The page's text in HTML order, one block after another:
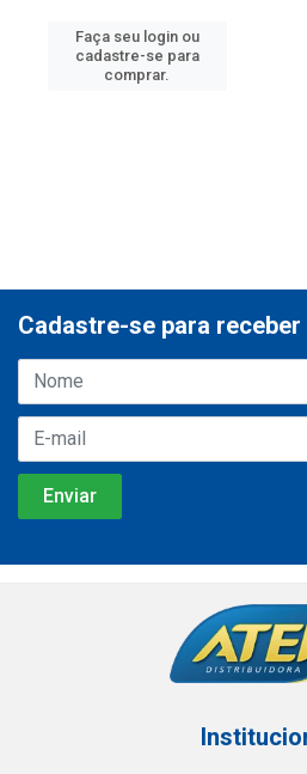
Faça seu login ou
cadastre-se para
comprar.
Cadastre-se para